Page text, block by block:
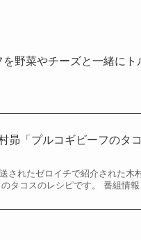
野菜やチーズと一緒に
昴「プルコギビーフのタ
されたゼロイチで紹介された
タコスのレシピです。 番組情